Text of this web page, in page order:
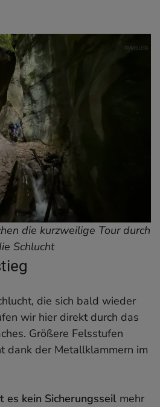
die kurzweilige Tour durch
Schlucht
die sich bald wieder
wir hier direkt durch das
Größere Felsstufen
dank der Metallklammern im
es kein Sicherungsseil mehr